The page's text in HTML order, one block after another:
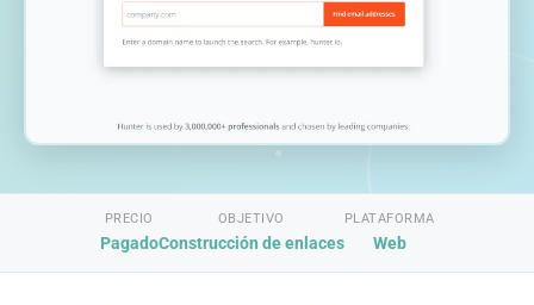
PRECIO
Pagado
OBJETIVO
Construcción de enlaces
PLATAFORMA
Web